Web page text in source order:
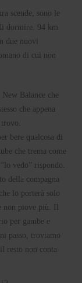
scende, sono le
dormire. 94 km
due nuovi
di cui non
Balance che
che appena
bere qualcosa di
che trema come
vedo” rispondo.
della compagna
lo porterà solo
non piove più. Il
per gambe e
passo, troviamo
resto non conta